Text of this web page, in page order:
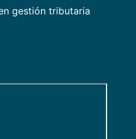
gestión tributaria